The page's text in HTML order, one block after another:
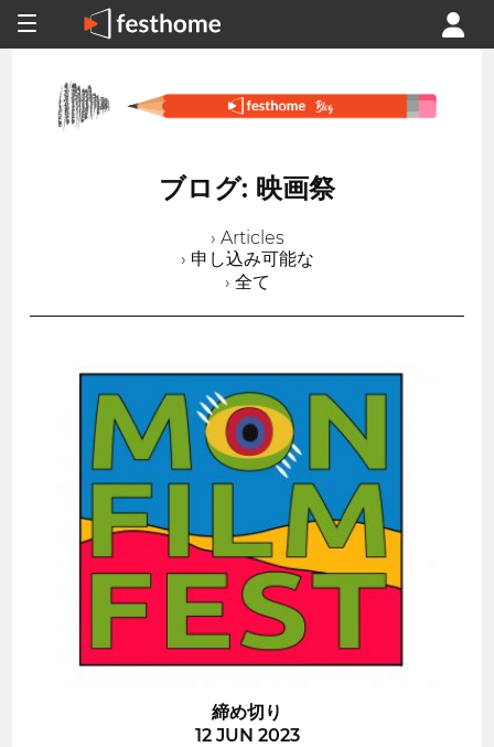
ブログ: 映画祭
› Articles
› 申し込み可能な
› 全て
締め切り
12 JUN 2023